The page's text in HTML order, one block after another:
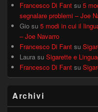
Francesco Di Fant su 5
segnalare problemi – Joe
Gio su 5 modi in cui il
– Joe Navarro
Francesco Di Fant su
Laura su Sigarette e
Francesco Di Fant su
Archivi